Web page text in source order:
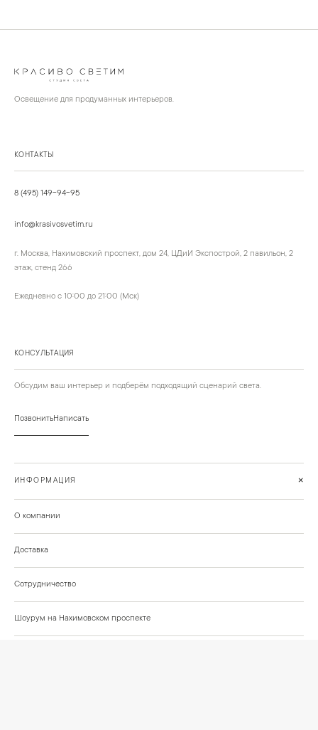
Освещение для продуманных интерьеров.
КОНТАКТЫ
8 (495) 149-94-95
info@krasivosvetim.ru
г. Москва, Нахимовский проспект, дом 24, ЦДиИ Экспострой, 2 павильон, 2
этаж, стенд 266
Ежедневно с 10:00 до 21:00 (Мск)
КОНСУЛЬТАЦИЯ
Обсудим ваш интерьер и подберём подходящий сценарий света.
ПозвонитьНаписать
ИНФОРМАЦИЯ +
О компании
Доставка
Сотрудничество
Шоурум на Нахимовском проспекте